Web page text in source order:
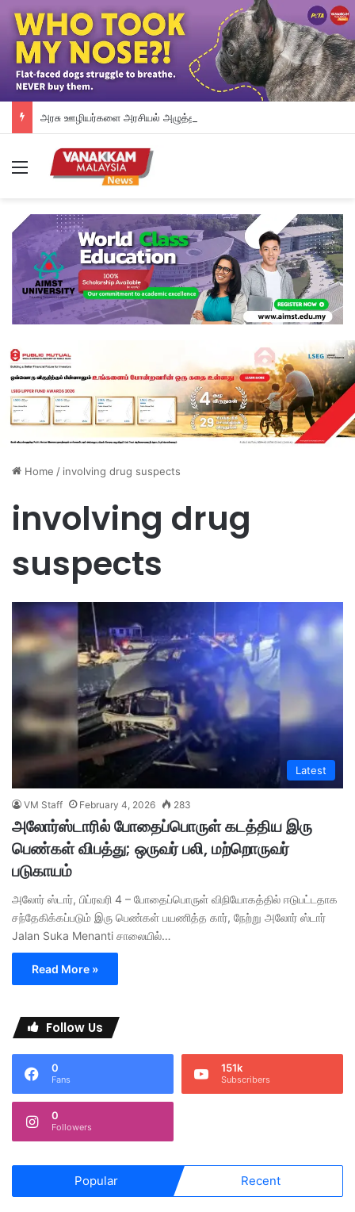
Menu
Home / involving drug suspects
involving drug
suspects
Latest
VM Staff February 4, 2026 283
அலோர்ஸ்டாரில் போதைப்பொருள் கடத்திய இரு
பெண்கள் விபத்து; ஒருவர் பலி, மற்றொருவர்
படுகாயம்
அலோர் ஸ்டார், பிப்ரவரி 4 – போதைப்பொருள் விநியோகத்தில் ஈடுபட்டதாக
சந்தேகிக்கப்படும் இரு பெண்கள் பயணித்த கார், நேற்று அலோர் ஸ்டார்
Jalan Suka Menanti சாலையில்…
Read More »
Follow Us
0
Fans
151k
Subscribers
0
Followers
Popular Recent